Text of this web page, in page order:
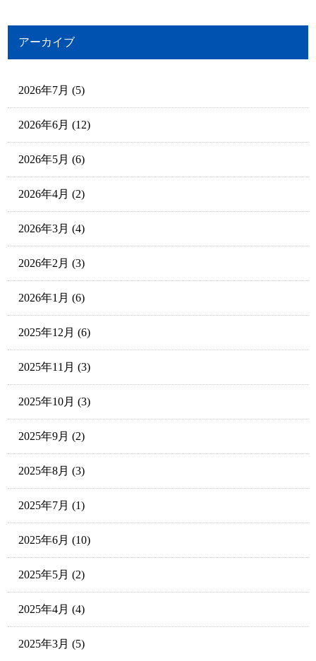
アーカイブ
2026年7月 (5)
2026年6月 (12)
2026年5月 (6)
2026年4月 (2)
2026年3月 (4)
2026年2月 (3)
2026年1月 (6)
2025年12月 (6)
2025年11月 (3)
2025年10月 (3)
2025年9月 (2)
2025年8月 (3)
2025年7月 (1)
2025年6月 (10)
2025年5月 (2)
2025年4月 (4)
2025年3月 (5)